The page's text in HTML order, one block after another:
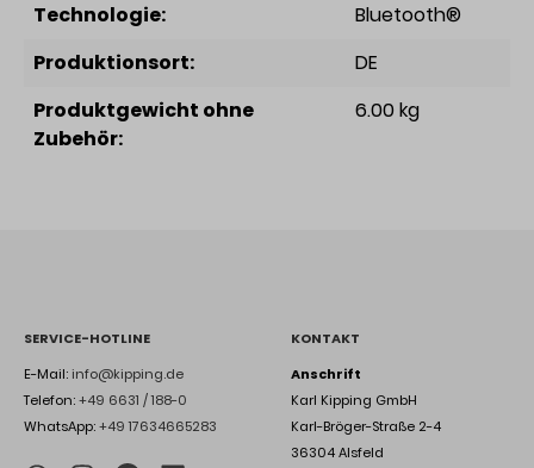
Technologie:
Bluetooth®
Produktionsort:
DE
Produktgewicht ohne
Zubehör:
6.00 kg
SERVICE-HOTLINE
E-Mail:info@kipping.de
Telefon:+49 6631 / 188-0
WhatsApp:+49 17634665283
KONTAKT
Anschrift
Karl Kipping GmbH
Karl-Bröger-Straße 2-4
36304 Alsfeld